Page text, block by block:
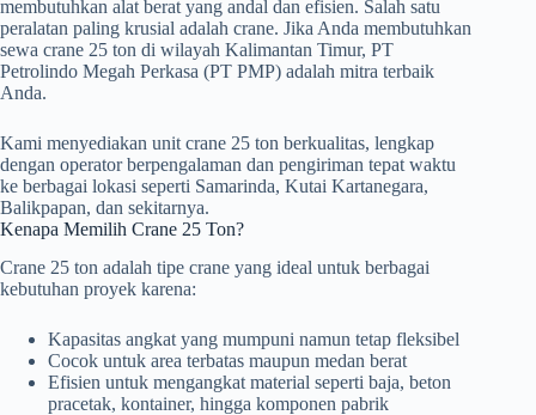
membutuhkan alat berat yang andal dan efisien. Salah satu
peralatan paling krusial adalah crane. Jika Anda membutuhkan
sewa crane 25 ton di wilayah Kalimantan Timur, PT
Petrolindo Megah Perkasa (PT PMP) adalah mitra terbaik
Anda.
Kami menyediakan unit crane 25 ton berkualitas, lengkap
dengan operator berpengalaman dan pengiriman tepat waktu
ke berbagai lokasi seperti Samarinda, Kutai Kartanegara,
Balikpapan, dan sekitarnya.
Kenapa Memilih Crane 25 Ton?
Crane 25 ton adalah tipe crane yang ideal untuk berbagai
kebutuhan proyek karena:
Kapasitas angkat yang mumpuni namun tetap fleksibel
Cocok untuk area terbatas maupun medan berat
Efisien untuk mengangkat material seperti baja, beton
pracetak, kontainer, hingga komponen pabrik